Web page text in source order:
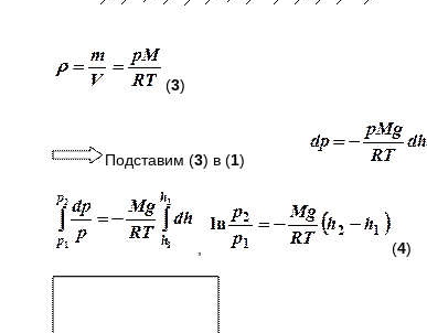
(3)
Подставим (3) в (1)
(4)